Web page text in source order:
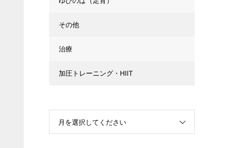
その他
治療
加圧トレーニング・HIIT
月を選択してください